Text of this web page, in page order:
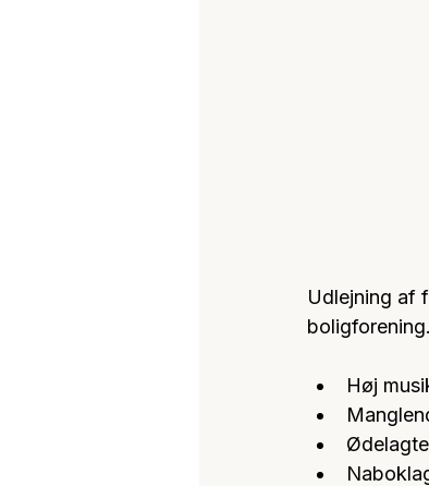
Udlejning af
Høj